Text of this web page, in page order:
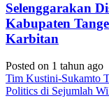
Selenggarakan
Kabupaten
Karbitan
Posted on 1 tahun ago
Tim Kustini-Sukamto
Politics di Sejumlah